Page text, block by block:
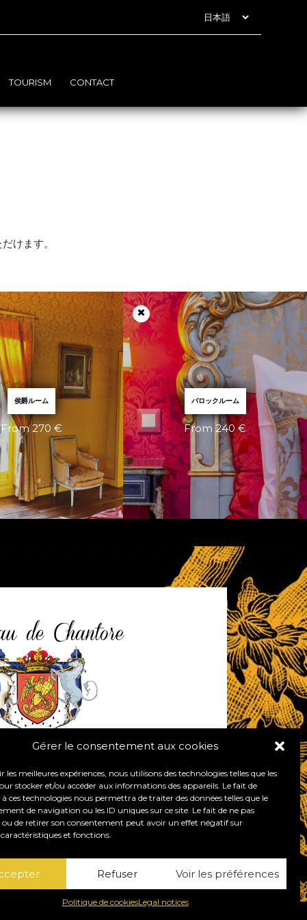
Gérer le consentement aux cookies
les meilleures expériences, nous utilisons des technologies telles que les
stocker et/ou accéder aux informations des appareils. Le fait de
ces technologies nous permettra de traiter des données telles que le
de navigation ou les ID uniques sur ce site. Le fait de ne pas
de retirer son consentement peut avoir un effet négatif sur
et fonctions.
Refuser Voir les préférences
Politique de cookiesLegal notices
言
語
TOURISM CONTACT
けます。
侯爵ルーム
From 270 €
バロックルーム
From 240 €
66 64|+33 (0)9 60 52 82 73